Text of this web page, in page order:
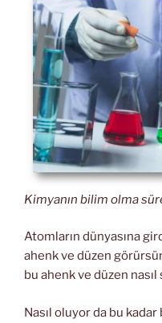
Kimyanın bilim olma
Atomların dünyasına
ahenk ve düzen
bu ahenk ve düzen nasıl
Nasıl oluyor da bu